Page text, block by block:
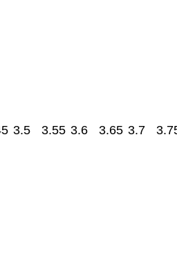
3.5 3.55 3.6 3.65 3.7